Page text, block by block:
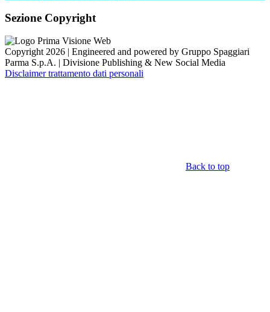
Sezione Copyright
Copyright 2026 | Engineered and powered by Gruppo Spaggiari
Parma S.p.A. | Divisione Publishing & New Social Media
Disclaimer trattamento dati personali
Back to top